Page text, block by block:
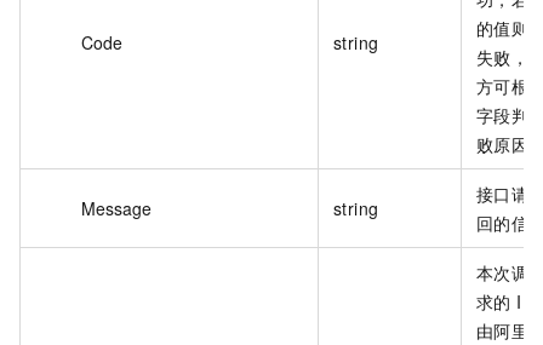
Code string
的值则
失败，
方可根
字段判
败原因
Message string
接口请
回的信
本次调
求的 ID
由阿里